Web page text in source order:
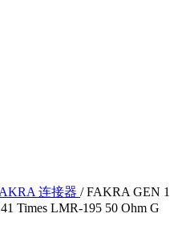
连接器 / FAKRA GEN 1
Times LMR-195 50 Ohm G